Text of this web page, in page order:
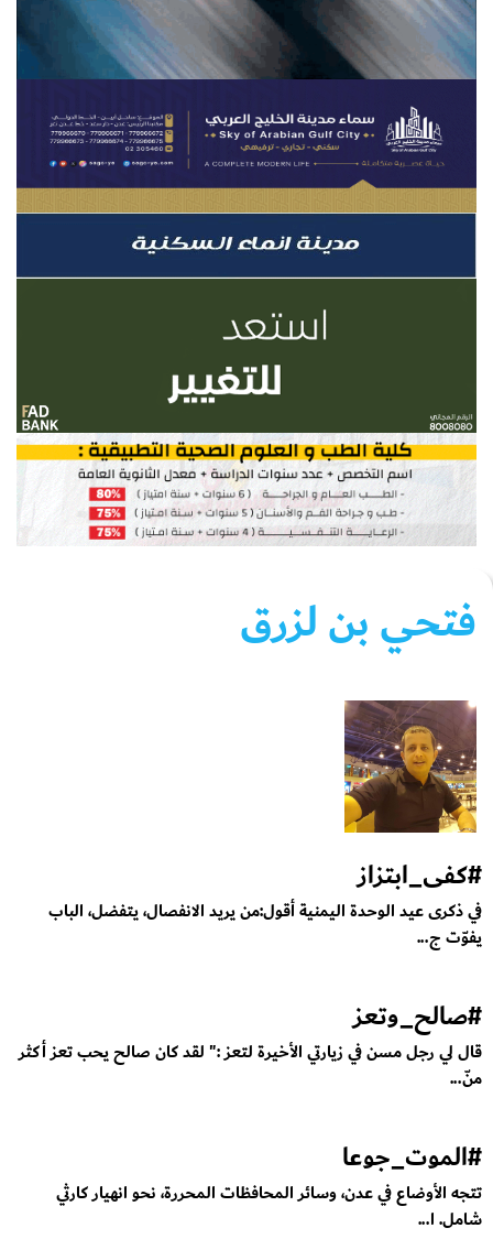
فتحي بن لزرق
#كفى_ابتزاز
في ذكرى عيد الوحدة اليمنية أقول:من يريد الانفصال، يتفضل، الباب
يفوّت ج...
#صالح_وتعز
قال لي رجل مسن في زيارتي الأخيرة لتعز :" لقد كان صالح يحب تعز أكثر
منّ...
تتجه الأوضاع في عدن، وسائر المحافظات المحررة، نحو انهيار كارثي
شامل. ا...